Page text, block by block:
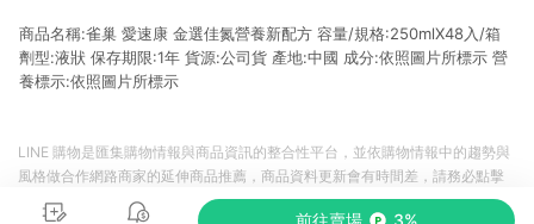
商品名稱:雀巢 愛速康 金選佳氮營養新配方 容量/規格:250mlX48入/箱
劑型:液狀 保存期限:1年 貨源:公司貨 產地:中國 成分:依照圖片所標示 營
養標示:依照圖片所標示
前往賣場 3%
LINE 購物是匯集購物情報與商品資訊的整合性平台，並依購物情報中的趨勢與
風格做合作網路商家的延伸商品推薦，商品資料更新會有時間差，請務必點擊
商品至各合作網路商家，確認現售價與購物條件，一切資訊以合作廠商網頁為